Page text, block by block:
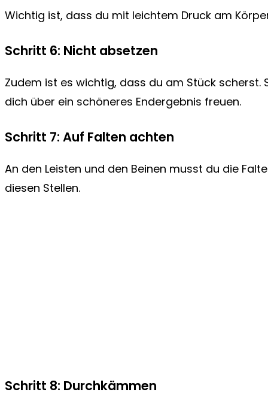
Wichtig ist, dass du mit leichtem Druck am
Schritt 6: Nicht absetzen
Zudem ist es wichtig, dass du am Stück
dich über ein schöneres Endergebnis freuen.
Schritt 7: Auf Falten achten
An den Leisten und den Beinen musst du die
diesen Stellen.
Schritt 8: Durchkämmen